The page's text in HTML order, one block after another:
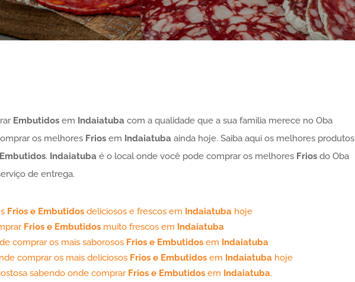
Embutidosem Indaiatuba com a qualidade que a sua família merece no Oba
os melhores Friosem Indaiatuba ainda hoje. Saiba aqui os melhores produtos
. Indaiatuba é o local onde você pode comprar os melhores Friosdo Oba
de entrega.
Frios e Embutidosdeliciosos e frescos em Indaiatubahoje
Frios e Embutidosmuito frescos em Indaiatuba
comprar os mais saborosos Frios e Embutidosem Indaiatuba
comprar os mais deliciosos Frios e Embutidosem Indaiatubahoje
sabendo onde comprar Frios e Embutidosem Indaiatuba.